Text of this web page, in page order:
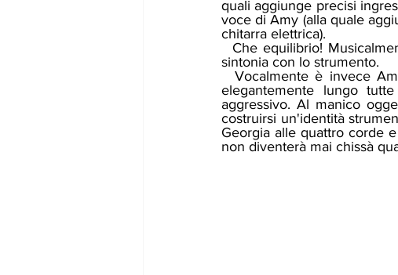
quali aggiunge precisi
voce di Amy (alla quale
chitarra elettrica).
sintonia con lo strumento.
elegantemente lungo
aggressivo. Al manico
costruirsi un'identità
Georgia alle quattro corde
non diventerà mai chissà